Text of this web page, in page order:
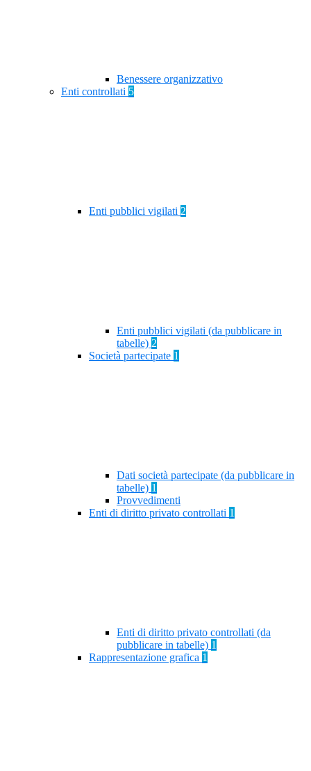
Benessere organizzativo
Enti controllati 5
Enti pubblici vigilati 2
Enti pubblici vigilati (da pubblicare in
tabelle) 2
Società partecipate 1
Dati società partecipate (da pubblicare in
tabelle) 1
Provvedimenti
Enti di diritto privato controllati 1
Enti di diritto privato controllati (da
pubblicare in tabelle) 1
Rappresentazione grafica 1